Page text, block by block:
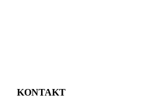
KONTAKT